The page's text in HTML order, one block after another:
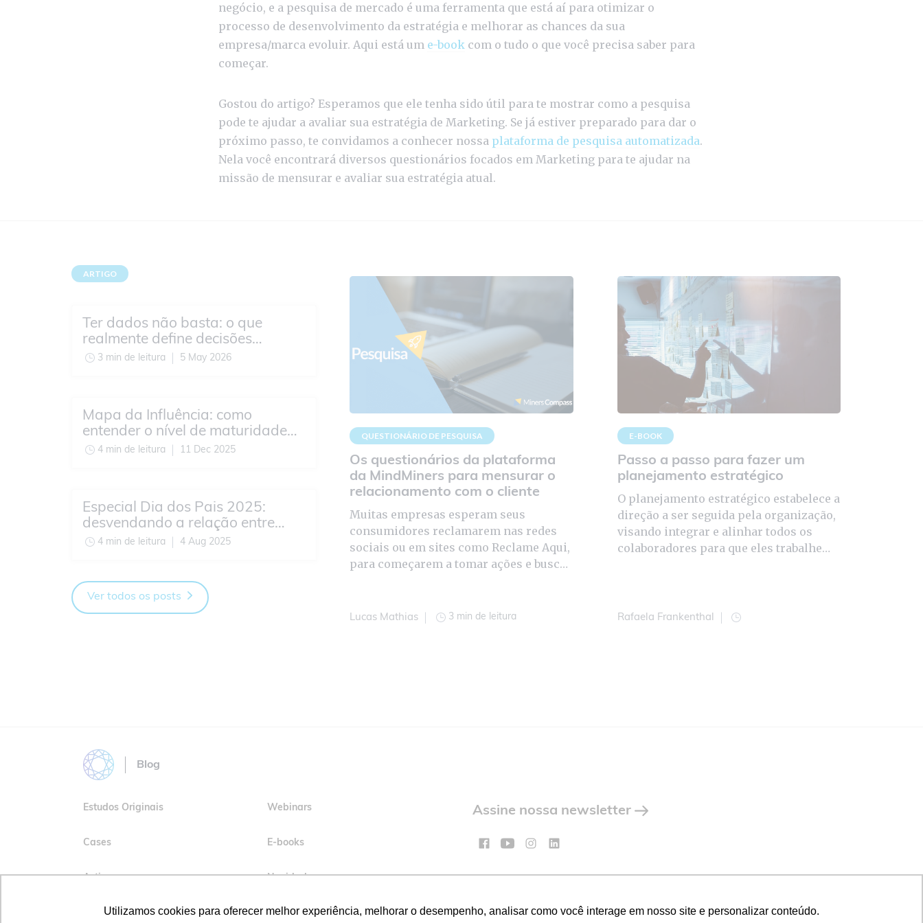
Utilizamos cookies para oferecer melhor experiência, melhorar o desempenho, analisar como você interage em nosso site e personalizar conteúdo.
negócio, e a pesquisa de mercado é uma ferramenta que está aí para otimizar o
processo de desenvolvimento da estratégia e melhorar as chances da sua
empresa/marca evoluir. Aqui está um e-bookcom o tudo o que você precisa saber para
começar.
Gostou do artigo? Esperamos que ele tenha sido útil para te mostrar como a pesquisa
pode te ajudar a avaliar sua estratégia de Marketing. Se já estiver preparado para dar o
próximo passo, te convidamos a conhecer nossa plataforma de pesquisa automatizada.
Nela você encontrará diversos questionários focados em Marketing para te ajudar na
missão de mensurar e avaliar sua estratégia atual.
ARTIGO
Ter dados não basta: o que
realmente define decisões
estratégicas hoje?
3 min de leitura 5 May 2026
Mapa da Influência: como
entender o nível de maturidade
do seu time de Insights
4 min de leitura 11 Dec 2025
Especial Dia dos Pais 2025:
desvendando a relação entre
pais e filhos
4 min de leitura 4 Aug 2025
Ver todos os posts
QUESTIONÁRIO DE PESQUISA
Os questionários da plataforma
da MindMiners para mensurar o
relacionamento com o cliente
Muitas empresas esperam seus
consumidores reclamarem nas redes
sociais ou em sites como Reclame Aqui,
para começarem a tomar ações e buscar
Lucas Mathias 3 min de leitura
E-BOOK
Passo a passo para fazer um
planejamento estratégico
O planejamento estratégico estabelece a
direção a ser seguida pela organização,
visando integrar e alinhar todos os
colaboradores para que eles trabalhem
Rafaela Frankenthal
Blog
Estudos Originais Webinars
Cases E-books
Artigos Novidades
Assine nossa newsletter